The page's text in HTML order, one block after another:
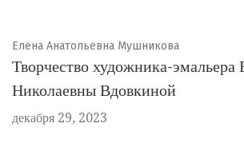
Елена Анатольевна Мушникова
Творчество художника-эмальера
Николаевны Вдовкиной
декабря 29, 2023